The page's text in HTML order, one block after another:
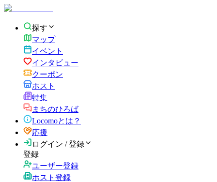
探す
マップ
イベント
インタビュー
クーポン
ホスト
特集
まちのひろば
Locomoとは？
応援
ログイン / 登録
登録
ユーザー登録
ホスト登録